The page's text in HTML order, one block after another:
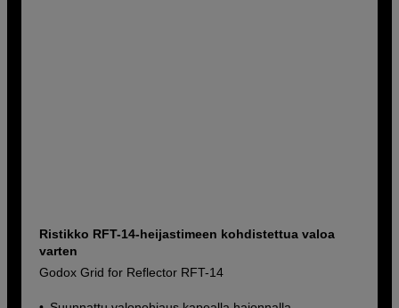
Ristikko RFT-14-heijastimeen kohdistettua valoa
varten
Godox Grid for Reflector RFT-14